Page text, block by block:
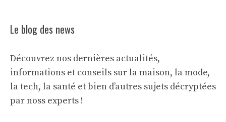
Le blog des news
Découvrez nos dernières actualités,
informations et conseils sur la maison, la mode,
la tech, la santé et bien d’autres sujets décryptées
par noss experts !